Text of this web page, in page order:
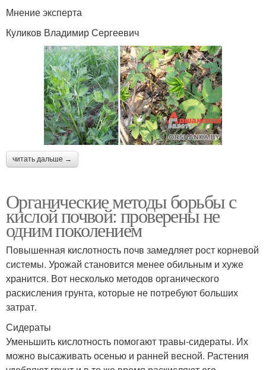
Мнение эксперта
Куликов Владимир Сергеевич
читать дальше →
Органические методы борьбы с
кислой почвой: проверены не
одним поколением
Повышенная кислотность почв замедляет рост корневой
системы. Урожай становится менее обильным и хуже
хранится. Вот несколько методов органического
раскисления грунта, которые не потребуют больших
затрат.
Сидераты
Уменьшить кислотность помогают травы-сидераты. Их
можно высаживать осенью и ранней весной. Растения